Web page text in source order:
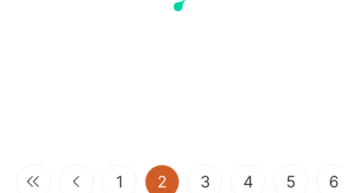
1 2 (current)
3 4 5 6